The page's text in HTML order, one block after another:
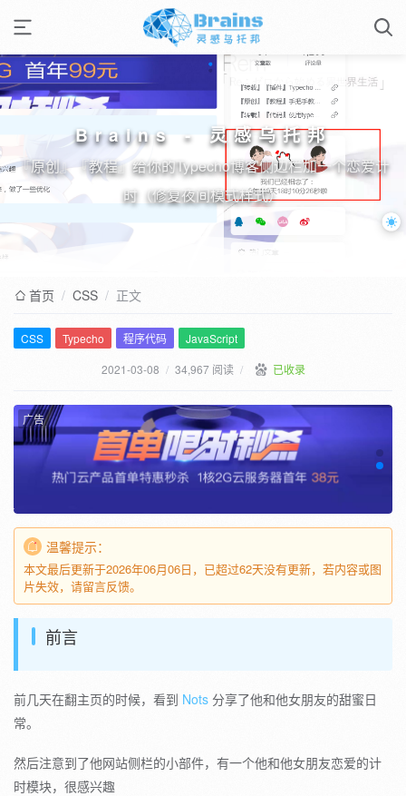
Brains - 灵感乌托邦
『原创』『教程』给你的Typecho博客侧边栏加一个恋爱计
时（修复夜间模式样式）
首页 / CSS / 正文
CSS Typecho 程序代码
JavaScript
2021-03-08 / 34,967 阅读 / 已收录
广告
温馨提示：
本文最后更新于2026年06月06日，已超过62天没有更新，若内容或图
片失效，请留言反馈。
前言
前几天在翻主页的时候，看到 Nots 分享了他和他女朋友的甜蜜日
常。
然后注意到了他网站侧栏的小部件，有一个他和他女朋友恋爱的计
时模块，很感兴趣